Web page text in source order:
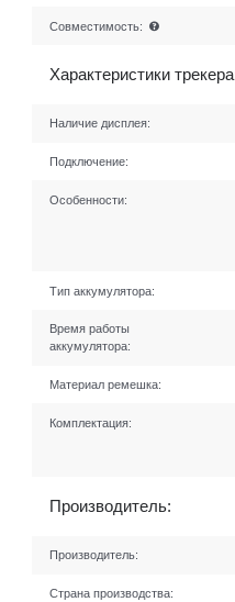
Совместимость:
Характеристики
Наличие дисплея:
Подключение:
Особенности:
Тип аккумулятора:
Время работы
аккумулятора:
Материал ремешка:
Комплектация:
Производитель:
Производитель:
Страна производства: